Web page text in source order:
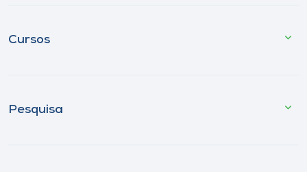
Cursos
Pesquisa